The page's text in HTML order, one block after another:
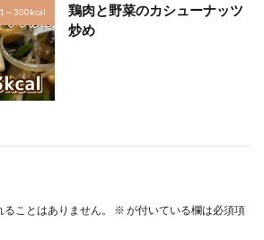
～300kcal
鶏肉と野菜のカシューナッツ
炒め
ことはありません。 ※ が付いている欄は必須項